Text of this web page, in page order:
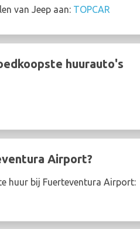
van Jeep aan: TOPCAR
huurauto's
Airport?
huur bij Fuerteventura Airport: